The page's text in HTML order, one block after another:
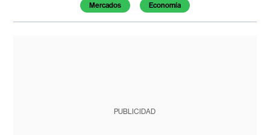
Mercados Economía
PUBLICIDAD